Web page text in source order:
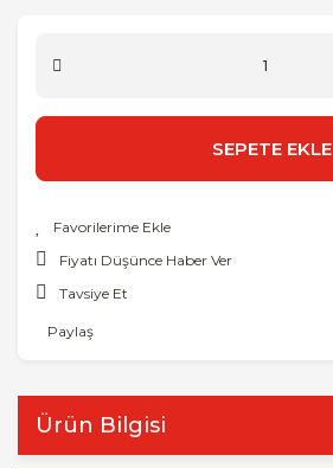
SEPETE EKLE
Fiyatı Düşünce Haber Ver
Tavsiye Et
Paylaş
Ürün Bilgisi